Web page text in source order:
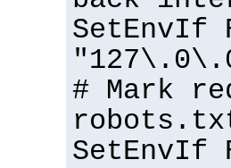
SetEnvIf
# Mark
SetEnvIf